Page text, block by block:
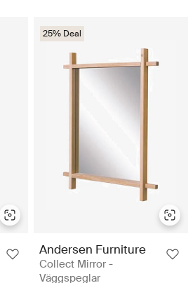
25% Deal
Andersen Furniture
Collect Mirror -
Väggspeglar